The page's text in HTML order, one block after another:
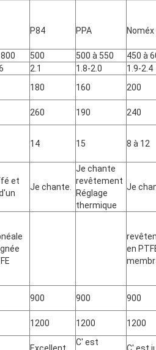
P84 PPA Noméx
500 500 à 550
450 à
2.1 1.8-2.0
1.9-2.4
180 160
200
260 190
240
14 15 8 à 12
et
Je chante.
Je chante
revêtement
Réglage
thermique
Je
en
900 900
900
1200 1200 1200
C' est